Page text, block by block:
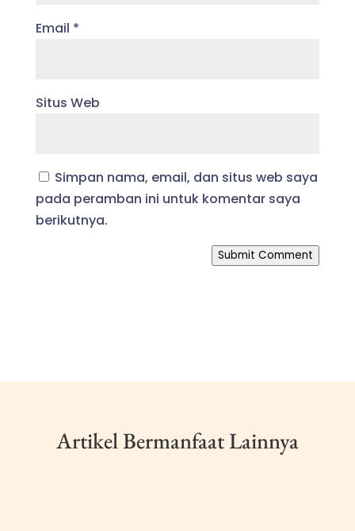
Email *
Situs Web
Simpan nama, email, dan situs web saya
pada peramban ini untuk komentar saya
berikutnya.
Submit Comment
Artikel Bermanfaat Lainnya